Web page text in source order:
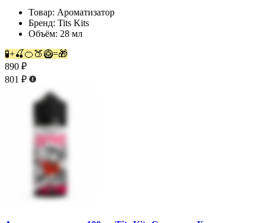
Товар: Ароматизатор
Бренд: Tits Kits
Объём: 28 мл
🧪+🍒🍊🍑🥝=🎁
890 ₽
801 ₽